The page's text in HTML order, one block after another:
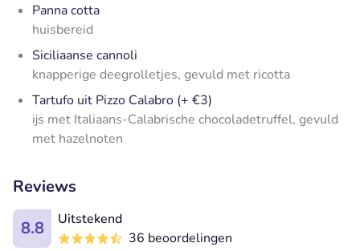
Panna cotta
huisbereid
Siciliaanse cannoli
knapperige deegrolletjes, gevuld met ricotta
Tartufo uit Pizzo Calabro (+ €3)
ijs met Italiaans-Calabrische chocoladetruffel, gevuld
met hazelnoten
Reviews
8.8
Uitstekend
36 beoordelingen